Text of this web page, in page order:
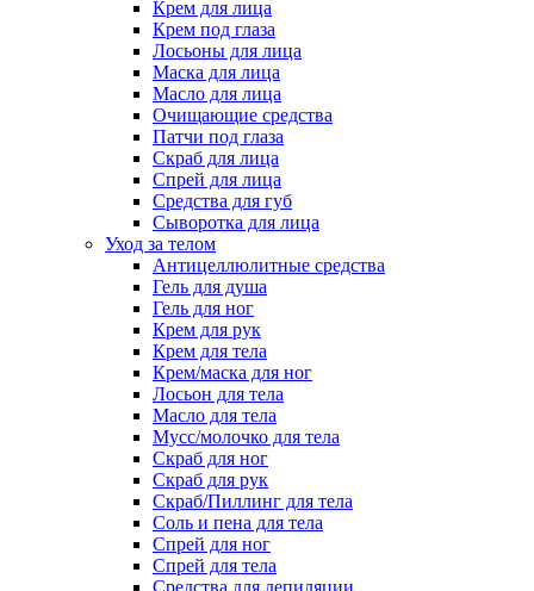
Крем для лица
Крем под глаза
Лосьоны для лица
Маска для лица
Масло для лица
Очищающие средства
Патчи под глаза
Скраб для лица
Спрей для лица
Средства для губ
Сыворотка для лица
Уход за телом
Антицеллюлитные средства
Гель для душа
Гель для ног
Крем для рук
Крем для тела
Крем/маска для ног
Лосьон для тела
Масло для тела
Мусс/молочко для тела
Скраб для ног
Скраб для рук
Скраб/Пиллинг для тела
Соль и пена для тела
Спрей для ног
Спрей для тела
Средства для депиляции